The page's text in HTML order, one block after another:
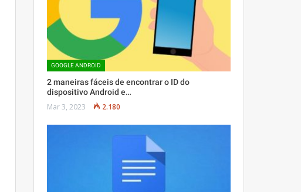
GOOGLE ANDROID
2 maneiras fáceis de encontrar o ID do
dispositivo Android e…
Mar 3, 2023 2.180